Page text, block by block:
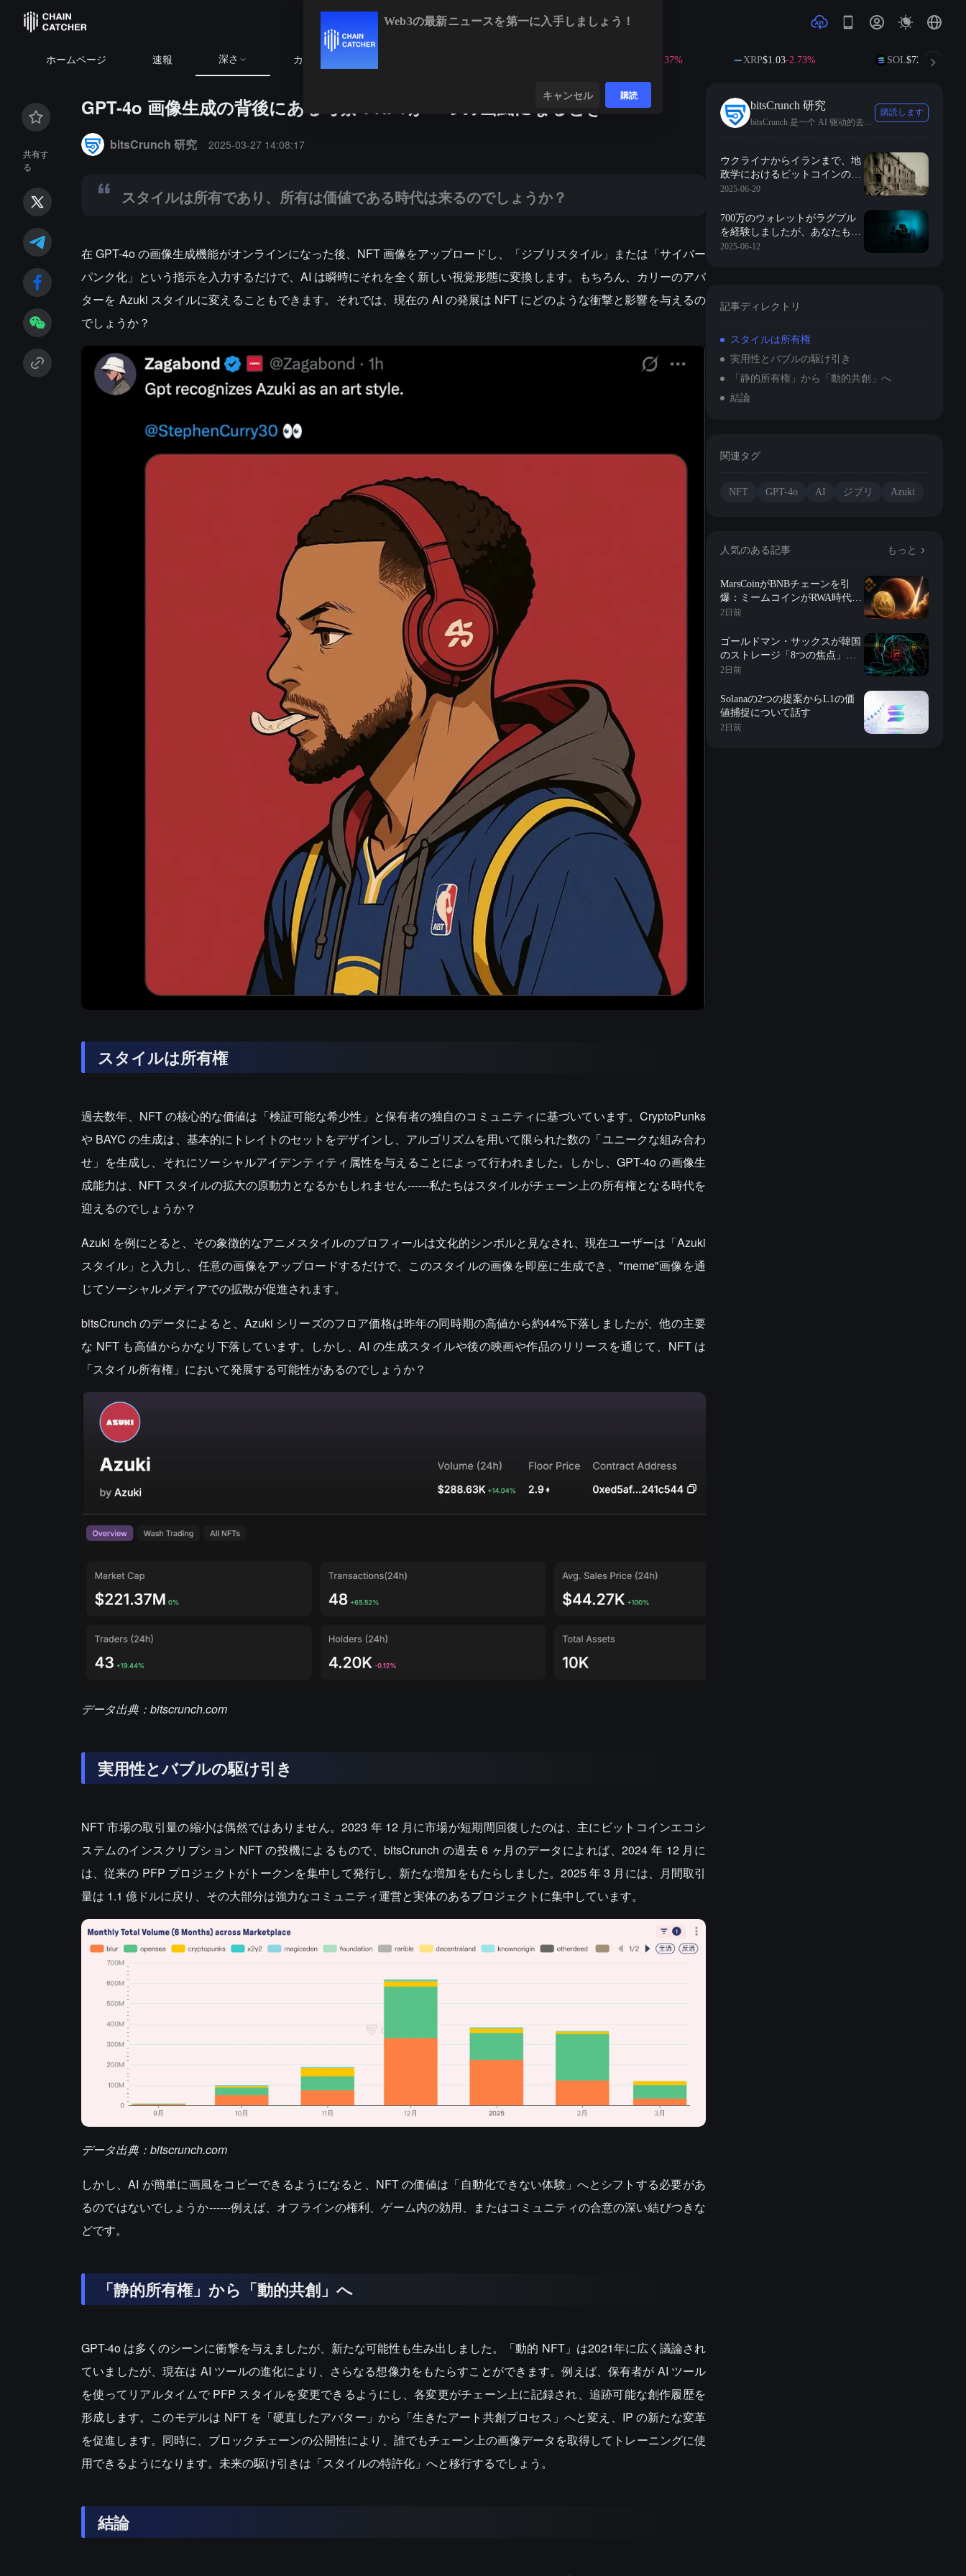
ホームページ 速報 深さ カレンダー
BTC XRP$1.03-2.73% SOL$72.67-1.78%
共有す
る
GPT-4o 画像生成の背後にある考察：NFTが一つの画風になるとき
bitsCrunch 研究 2025-03-27 14:08:17
スタイルは所有であり、所有は価値である時代は来るのでしょうか？
在 GPT-4o の画像生成機能がオンラインになった後、NFT 画像をアップロードし、「ジブリスタイル」または「サイバー
パンク化」という指示を入力するだけで、AI は瞬時にそれを全く新しい視覚形態に変換します。もちろん、カリーのアバ
ターを Azuki スタイルに変えることもできます。それでは、現在の AI の発展は NFT にどのような衝撃と影響を与えるの
でしょうか？
スタイルは所有権
過去数年、NFT の核心的な価値は「検証可能な希少性」と保有者の独自のコミュニティに基づいています。CryptoPunks
や BAYC の生成は、基本的にトレイトのセットをデザインし、アルゴリズムを用いて限られた数の「ユニークな組み合わ
せ」を生成し、それにソーシャルアイデンティティ属性を与えることによって行われました。しかし、GPT-4o の画像生
成能力は、NFT スタイルの拡大の原動力となるかもしれません------私たちはスタイルがチェーン上の所有権となる時代を
迎えるのでしょうか？
Azuki を例にとると、その象徴的なアニメスタイルのプロフィールは文化的シンボルと見なされ、現在ユーザーは「Azuki
スタイル」と入力し、任意の画像をアップロードするだけで、このスタイルの画像を即座に生成でき、"meme"画像を通
じてソーシャルメディアでの拡散が促進されます。
bitsCrunch のデータによると、Azuki シリーズのフロア価格は昨年の同時期の高値から約44%下落しましたが、他の主要
な NFT も高値からかなり下落しています。しかし、AI の生成スタイルや後の映画や作品のリリースを通じて、NFT は
「スタイル所有権」において発展する可能性があるのでしょうか？
データ出典：bitscrunch.com
実用性とバブルの駆け引き
NFT 市場の取引量の縮小は偶然ではありません。2023 年 12 月に市場が短期間回復したのは、主にビットコインエコシ
ステムのインスクリプション NFT の投機によるもので、bitsCrunch の過去 6 ヶ月のデータによれば、2024 年 12 月に
は、従来の PFP プロジェクトがトークンを集中して発行し、新たな増加をもたらしました。2025 年 3 月には、月間取引
量は 1.1 億ドルに戻り、その大部分は強力なコミュニティ運営と実体のあるプロジェクトに集中しています。
データ出典：bitscrunch.com
しかし、AI が簡単に画風をコピーできるようになると、NFT の価値は「自動化できない体験」へとシフトする必要があ
るのではないでしょうか------例えば、オフラインの権利、ゲーム内の効用、またはコミュニティの合意の深い結びつきな
どです。
「静的所有権」から「動的共創」へ
GPT-4o は多くのシーンに衝撃を与えましたが、新たな可能性も生み出しました。「動的 NFT」は2021年に広く議論され
ていましたが、現在は AI ツールの進化により、さらなる想像力をもたらすことができます。例えば、保有者が AI ツール
を使ってリアルタイムで PFP スタイルを変更できるようにし、各変更がチェーン上に記録され、追跡可能な創作履歴を
形成します。このモデルは NFT を「硬直したアバター」から「生きたアート共創プロセス」へと変え、IP の新たな変革
を促進します。同時に、ブロックチェーンの公開性により、誰でもチェーン上の画像データを取得してトレーニングに使
用できるようになります。未来の駆け引きは「スタイルの特許化」へと移行するでしょう。
結論
bitsCrunch 研究
bitsCrunch 是一个 AI 驱动的去中心化区块链数据平台。
購読します
ウクライナからイランまで、地
政学におけるビットコインの投
資ロジックと役割の変遷。
2025-06-20
700万のウォレットがラグプル
を経験しましたが、あなたもそ
の中にいますか？
2025-06-12
記事ディレクトリ
スタイルは所有権
実用性とバブルの駆け引き
「静的所有権」から「動的共創」へ
結論
関連タグ
NFT GPT-4o AI ジブリ Azuki
人気のある記事 もっと
MarsCoinがBNBチェーンを引
爆：ミームコインがRWA時代に
突入？
2日前
ゴールドマン・サックスが韓国
のストレージ「8つの焦点」を
詳解：評価、長期契約、在庫、
2日前
Solanaの2つの提案からL1の価
値捕捉について話す
2日前
Web3の最新ニュースを第一に入手しましょう！
キャンセル 購読